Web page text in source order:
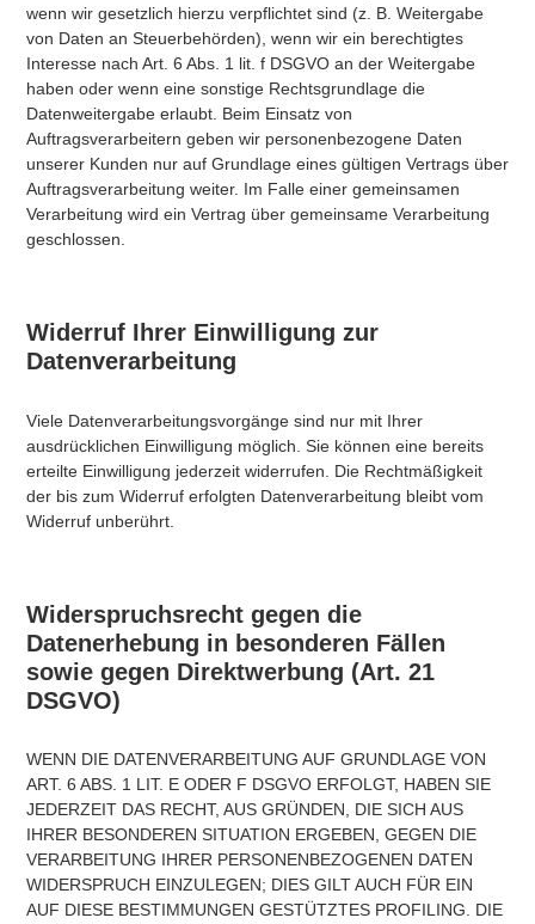
wenn wir gesetzlich hierzu verpflichtet sind (z. B. Weitergabe
von Daten an Steuerbehörden), wenn wir ein berechtigtes
Interesse nach Art. 6 Abs. 1 lit. f DSGVO an der Weitergabe
haben oder wenn eine sonstige Rechtsgrundlage die
Datenweitergabe erlaubt. Beim Einsatz von
Auftragsverarbeitern geben wir personenbezogene Daten
unserer Kunden nur auf Grundlage eines gültigen Vertrags über
Auftragsverarbeitung weiter. Im Falle einer gemeinsamen
Verarbeitung wird ein Vertrag über gemeinsame Verarbeitung
geschlossen.
Widerruf Ihrer Einwilligung zur
Datenverarbeitung
Viele Datenverarbeitungsvorgänge sind nur mit Ihrer
ausdrücklichen Einwilligung möglich. Sie können eine bereits
erteilte Einwilligung jederzeit widerrufen. Die Rechtmäßigkeit
der bis zum Widerruf erfolgten Datenverarbeitung bleibt vom
Widerruf unberührt.
Widerspruchsrecht gegen die
Datenerhebung in besonderen Fällen
sowie gegen Direktwerbung (Art. 21
DSGVO)
WENN DIE DATENVERARBEITUNG AUF GRUNDLAGE VON
ART. 6 ABS. 1 LIT. E ODER F DSGVO ERFOLGT, HABEN SIE
JEDERZEIT DAS RECHT, AUS GRÜNDEN, DIE SICH AUS
IHRER BESONDEREN SITUATION ERGEBEN, GEGEN DIE
VERARBEITUNG IHRER PERSONENBEZOGENEN DATEN
WIDERSPRUCH EINZULEGEN; DIES GILT AUCH FÜR EIN
AUF DIESE BESTIMMUNGEN GESTÜTZTES PROFILING. DIE